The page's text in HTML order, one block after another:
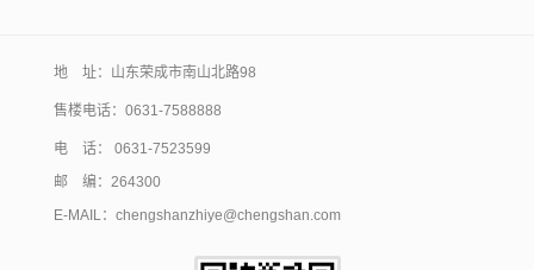
地 址：山东荣成市南山北路98
售楼电话： 0631-7588888
电 话： 0631-7523599
邮 编：264300
E-MAIL：chengshanzhiye@chengshan.com